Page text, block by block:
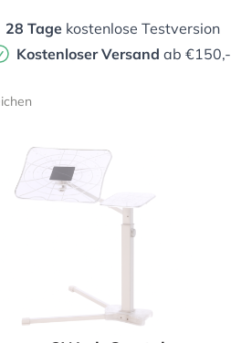
28 Tage kostenlose Testversion
Kostenloser Versand ab €150,-